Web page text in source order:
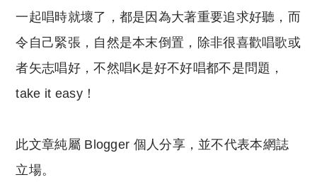
一起唱時就壞了，都是因為大著重要追求好聽，而
令自己緊張，自然是本末倒置，除非很喜歡唱歌或
者矢志唱好，不然唱K是好不好唱都不是問題，
take it easy！
此文章純屬 Blogger 個人分享，並不代表本網誌
立場。